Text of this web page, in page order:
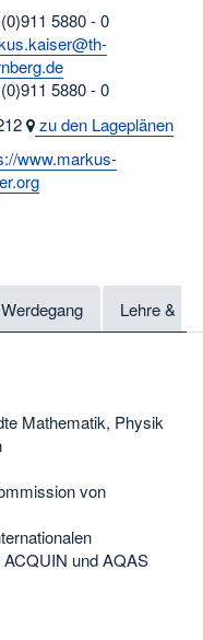
5880 - 0
5880 - 0
zu den Lageplänen
www.markus-
Lehre &
Mathematik, Physik
von
und AQAS